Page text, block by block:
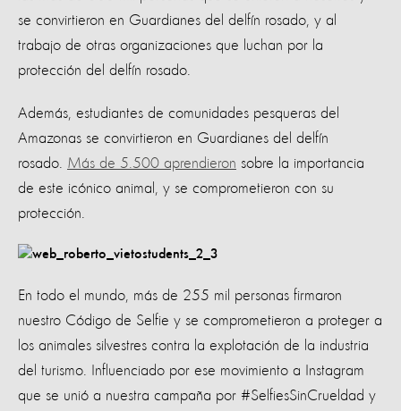
se convirtieron en Guardianes del delfín rosado, y al
trabajo de otras organizaciones que luchan por la
protección del delfín rosado.
Además, estudiantes de comunidades pesqueras del
Amazonas se convirtieron en Guardianes del delfín
rosado. Más de 5.500 aprendieron sobre la importancia
de este icónico animal, y se comprometieron con su
protección.
En todo el mundo, más de 255 mil personas firmaron
nuestro Código de Selfie y se comprometieron a proteger a
los animales silvestres contra la explotación de la industria
del turismo. Influenciado por ese movimiento a Instagram
que se unió a nuestra campaña por #SelfiesSinCrueldad y